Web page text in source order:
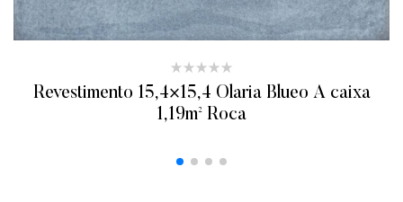
Revestimento 15,4×15,4 Olaria Blueo A caixa
1,19m² Roca